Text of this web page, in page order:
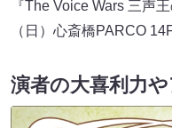
『The Voice Wars 三声
（日）心斎橋PARCO
演者の大喜利力